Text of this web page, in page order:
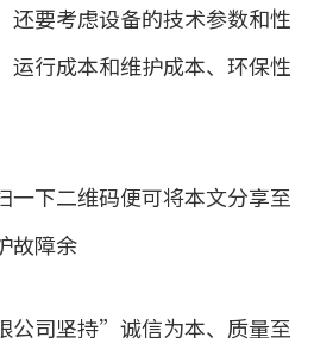
还要考虑设备的技术参数和性
运行成本和维护成本、环保性
下二维码便可将本文分享至
故障余
公司坚持”诚信为本、质量至